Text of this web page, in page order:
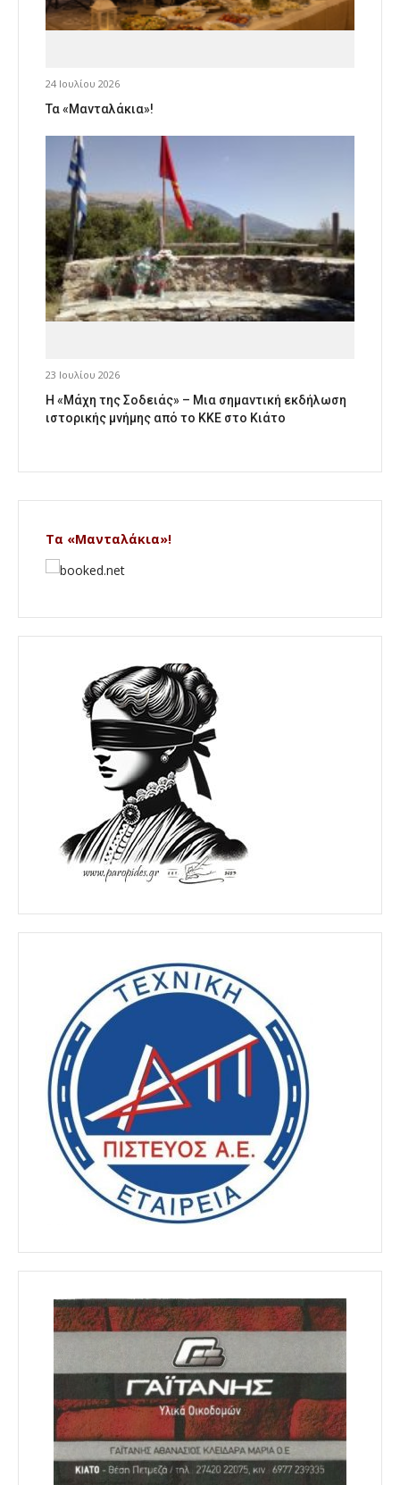
24 Ιουλίου 2026
Τα «Μανταλάκια»!
23 Ιουλίου 2026
Η «Μάχη της Σοδειάς» – Μια σημαντική εκδήλωση
ιστορικής μνήμης από το ΚΚΕ στο Κιάτο
Τα «Μανταλάκια»!